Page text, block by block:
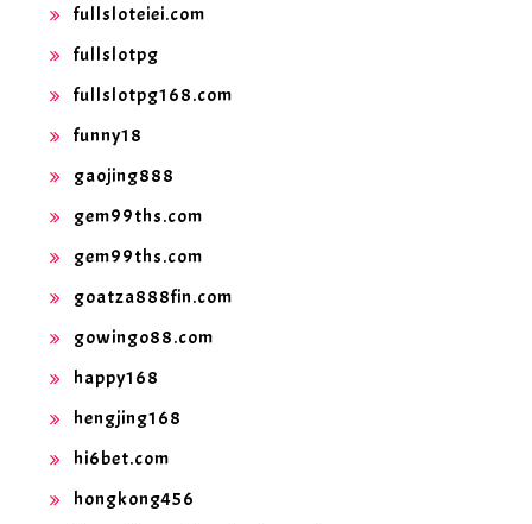
fullsloteiei.com
fullslotpg
fullslotpg168.com
funny18
gaojing888
gem99ths.com
gem99ths.com
goatza888fin.com
gowingo88.com
happy168
hengjing168
hi6bet.com
hongkong456